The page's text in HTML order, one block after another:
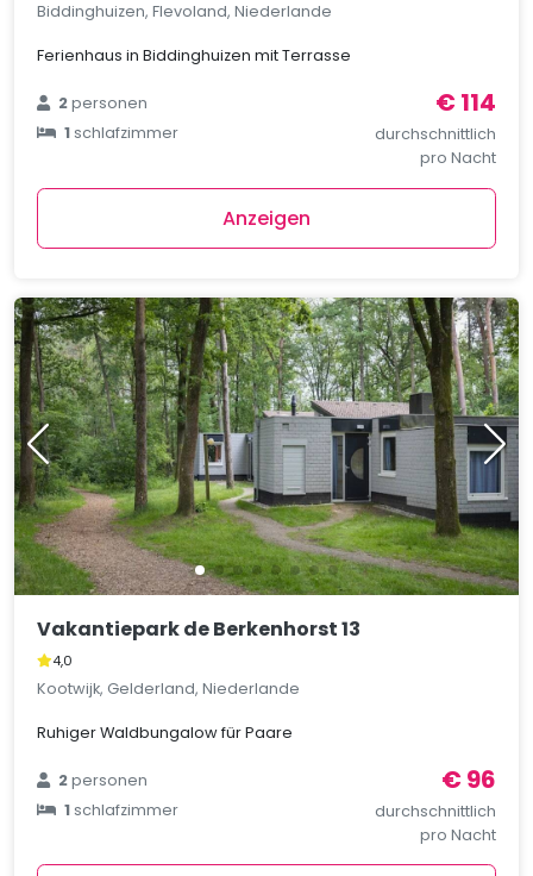
Biddinghuizen, Flevoland, Niederlande
Ferienhaus in Biddinghuizen mit Terrasse
2personen
1schlafzimmer
€ 114
durchschnittlich
pro Nacht
Anzeigen
Vakantiepark de Berkenhorst 13
4,0
Kootwijk, Gelderland, Niederlande
Ruhiger Waldbungalow für Paare
2personen
1schlafzimmer
€ 96
durchschnittlich
pro Nacht